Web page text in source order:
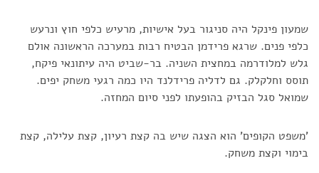
שמעון פינקל היה סניגור בעל אישיות, מרעיש כלפי חוץ ונרעש
כלפי פנים. שרגא פרידמן הבטיח רבות במערכה הראשונה אולם
גלש למלודרמה במחצית השניה. בר-שביט היה עיתונאי פיקח,
תוסס וחלקלק. גם לדליה פרידלנד היו כמה רגעי משחק יפים.
שמואל סגל הבזיק בהופעתו לפני סיום המחזה.
'משפט הקופים' הוא הצגה שיש בה קצת רעיון, קצת עלילה, קצת
בימוי וקצת משחק.